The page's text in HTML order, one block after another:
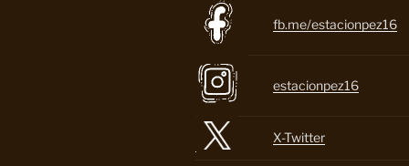
fb.me/estacionpez16
estacionpez16
X-Twitter